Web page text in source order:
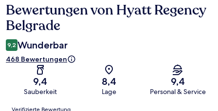
Bewertungen
Bewertungen von Hyatt Regency
Belgrade
9,2 Wunderbar
468 Bewertungen
9,4
Sauberkeit
8,4
Lage
9,4
Personal & Service
Bewertungen
Verifizierte Bewertung